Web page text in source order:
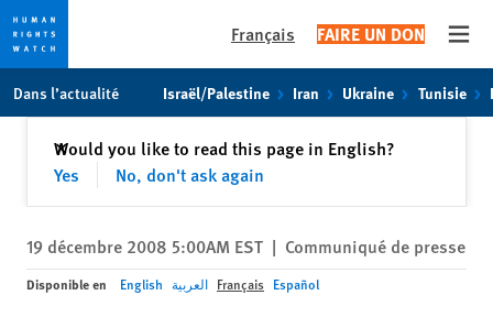
toto
content
Français FAIRE UN DON
Dans l’actualité Israël/Palestine Iran Ukraine Tunisie
Would you like to read this page in English?
Yes
No, don't ask again
✕Fermer
19 décembre 2008 5:00AM EST | Communiqué de presse
Disponible en English العربية Français Español